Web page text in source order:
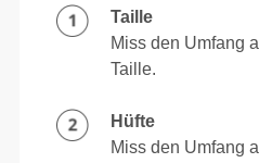
Taille
Miss den Umfang
Taille.
Hüfte
Miss den Umfang